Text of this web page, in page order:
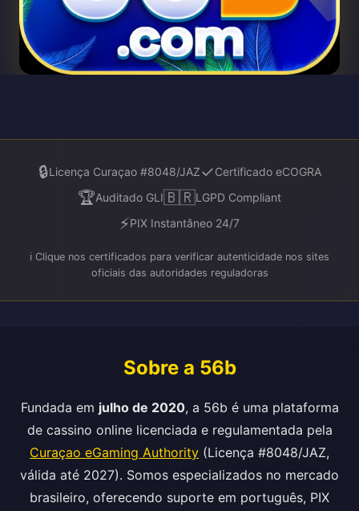
🔒Licença Curaçao #8048/JAZ✓Certificado eCOGRA
🏆Auditado GLI🇧🇷LGPD Compliant
⚡PIX Instantâneo 24/7
ℹ️ Clique nos certificados para verificar autenticidade nos sites
oficiais das autoridades reguladoras
Sobre a 56b
Fundada em julho de 2020, a 56b é uma plataforma
de cassino online licenciada e regulamentada pela
Curaçao eGaming Authority (Licença #8048/JAZ,
válida até 2027). Somos especializados no mercado
brasileiro, oferecendo suporte em português, PIX